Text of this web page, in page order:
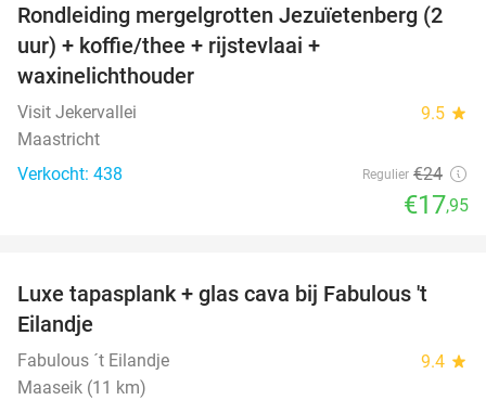
25%
Rondleiding mergelgrotten Jezuïetenberg (2
uur) + koffie/thee + rijstevlaai +
waxinelichthouder
Visit Jekervallei 9.5 star
Maastricht
Verkocht: 438
Regulier €24
€17,95
28%
Luxe tapasplank + glas cava bij Fabulous 't
Eilandje
Fabulous ´t Eilandje 9.4 star
Maaseik (11 km)